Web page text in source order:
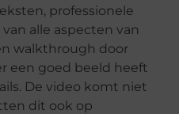
professionele
alle aspecten van
walkthrough door
een goed beeld heeft
De video komt niet
dit ook op